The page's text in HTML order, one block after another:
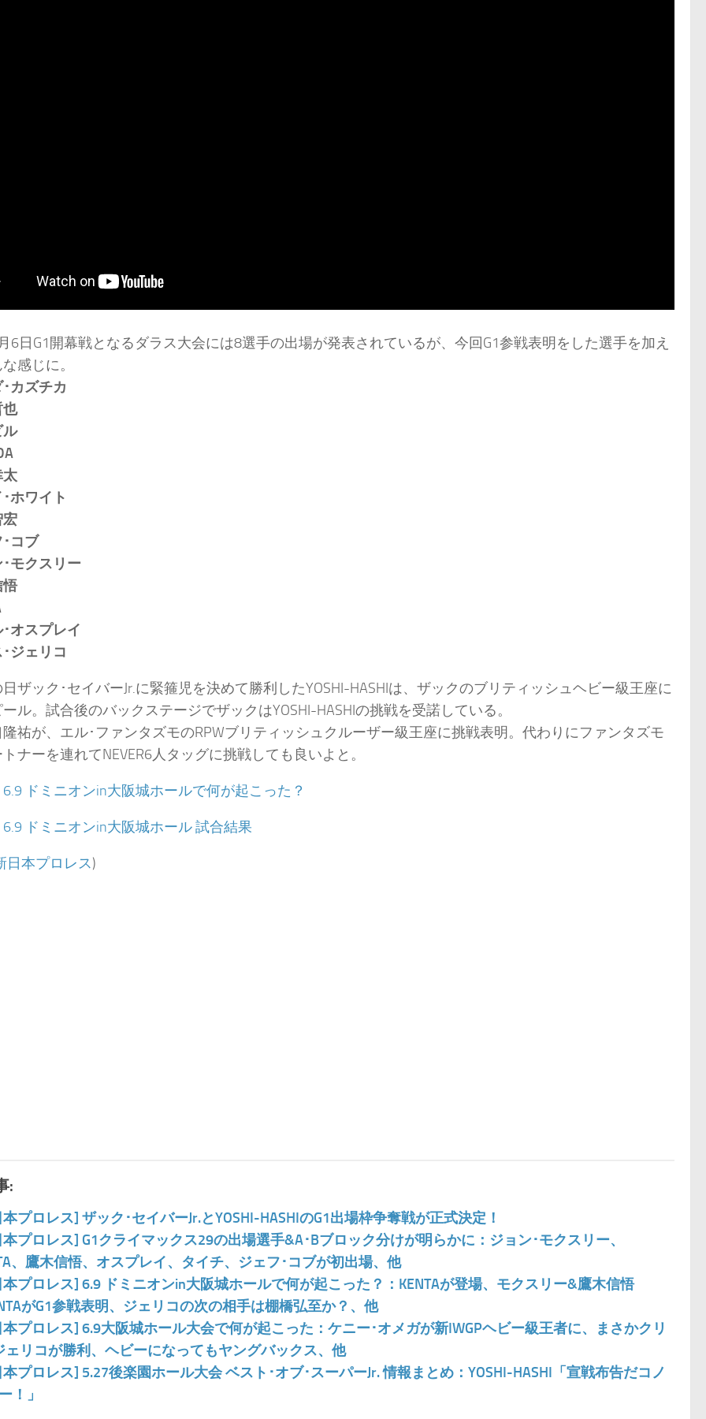
6日G1開幕戦となるダラス大会には8選手の出場が発表されているが、今回G1参戦表明をした選手を加え
感じに。
カズチカ
也
ル
太
ホワイト
宏
コブ
モクスリー
悟
オスプレイ
ジェリコ
日ザック･セイバーJr.に緊箍児を決めて勝利したYOSHI-HASHIは、ザックのブリティッシュヘビー級王座に
ル。試合後のバックステージでザックはYOSHI-HASHIの挑戦を受諾している。
祐が、エル･ファンタズモのRPWブリティッシュクルーザー級王座に挑戦表明。代わりにファンタズモ
ナーを連れてNEVER6人タッグに挑戦しても良いよと。
6.9 ドミニオンin大阪城ホールで何が起こった？
6.9 ドミニオンin大阪城ホール 試合結果
日本プロレス)
:
本プロレス] ザック･セイバーJr.とYOSHI-HASHIのG1出場枠争奪戦が正式決定！
本プロレス] G1クライマックス29の出場選手&A･Bブロック分けが明らかに：ジョン･モクスリー、
、鷹木信悟、オスプレイ、タイチ、ジェフ･コブが初出場、他
本プロレス] 6.9 ドミニオンin大阪城ホールで何が起こった？：KENTAが登場、モクスリー&鷹木信悟
がG1参戦表明、ジェリコの次の相手は棚橋弘至か？、他
本プロレス] 6.9大阪城ホール大会で何が起こった：ケニー･オメガが新IWGPヘビー級王者に、まさかクリ
ェリコが勝利、ヘビーになってもヤングバックス、他
本プロレス] 5.27後楽園ホール大会 ベスト･オブ･スーパーJr. 情報まとめ：YOSHI-HASHI「宣戦布告だコノ
！」